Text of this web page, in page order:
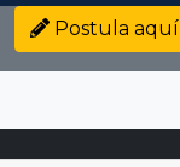
Postula aquí